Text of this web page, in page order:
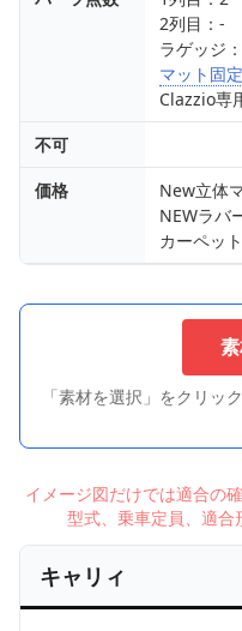
2列目：-
ラゲッジ
マット固
Clazzio専
不可
価格
New立体
NEWラバ
カーペッ
「素材を選択」をクリッ
イメージ図だけでは適合の
型式、乗車定員、適合
キャリィ